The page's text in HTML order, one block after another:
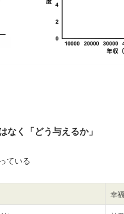
く「どう与えるか」
ている
幸